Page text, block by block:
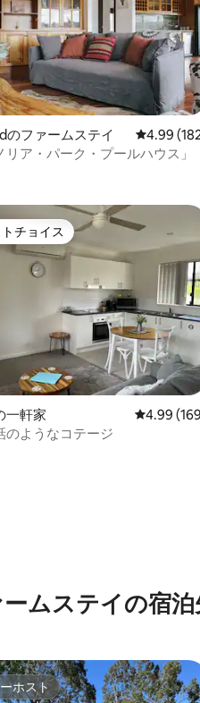
4.95つ星の平均評価
のファームステイ レビュー
4.99
リア・パーク・プールハウス」
中4.9つ星の平均評価
ゲストチョイスです。
チョイス
一軒家 レビュー
4.99
のようなコテージ
ムステイの宿泊
ホスト
ホスト